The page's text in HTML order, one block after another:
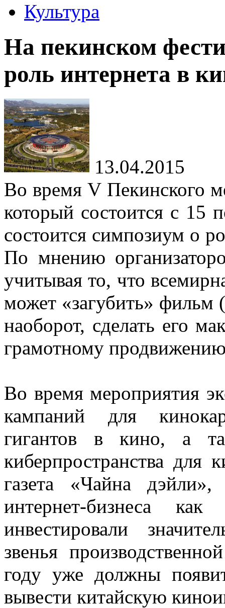
Культура
На пекинском
роль интернета в
13.04.2015
Во время V Пекинского
который состоится с 15
состоится симпозиум о
По мнению
учитывая то, что
может «загубить» фильм
наоборот, сделать его
грамотному
Во время мероприятия
кампаний для
гигантов в кино, а
киберпространства для
газета «Чайна
интернет-бизнеса
инвестировали
звенья
году уже должны
вывести китайскую